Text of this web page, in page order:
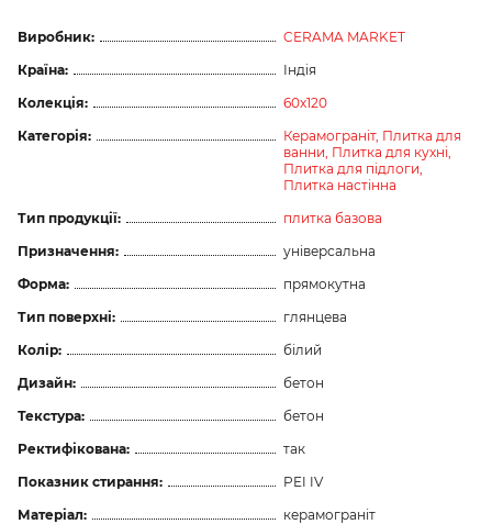
Виробник:
CERAMA MARKET
Країна:
Індія
Колекція:
60x120
Категорія:
Керамограніт, Плитка для
ванни, Плитка для кухні,
Плитка для підлоги,
Плитка настінна
Тип продукції:
плитка базова
Призначення:
універсальна
Форма:
прямокутна
Тип поверхні:
глянцева
Колір:
білий
Дизайн:
бетон
Текстура:
бетон
Ректифікована:
так
Показник стирання:
PEI IV
Матеріал:
керамограніт